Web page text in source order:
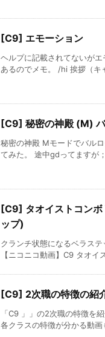
[C9] エモーション
ヘルプに記載されてないが
あるのでメモ。 /hi 挨拶（キ
[C9] 秘密の神殿 (M)
秘密の神殿 Mモードでバル
てみた。 途中gdってますが
[C9] タオイストコン
ップ)
クランチ状態になるベラステ
【ニコニコ動画】C9 タオイ
[C9] 2次職の特徴の紹
「C9 」」の2次職の特徴を
各クラスの特徴が分かる動画